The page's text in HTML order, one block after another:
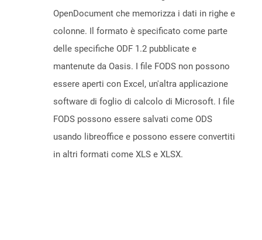
OpenDocument che memorizza i dati in righe e
colonne. Il formato è specificato come parte
delle specifiche ODF 1.2 pubblicate e
mantenute da Oasis. I file FODS non possono
essere aperti con Excel, un'altra applicazione
software di foglio di calcolo di Microsoft. I file
FODS possono essere salvati come ODS
usando libreoffice e possono essere convertiti
in altri formati come XLS e XLSX.